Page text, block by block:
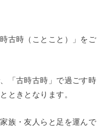
古時（ことこと）」をご
「古時古時」で過ごす時
ときとなります。
族・友人らと足を運んで